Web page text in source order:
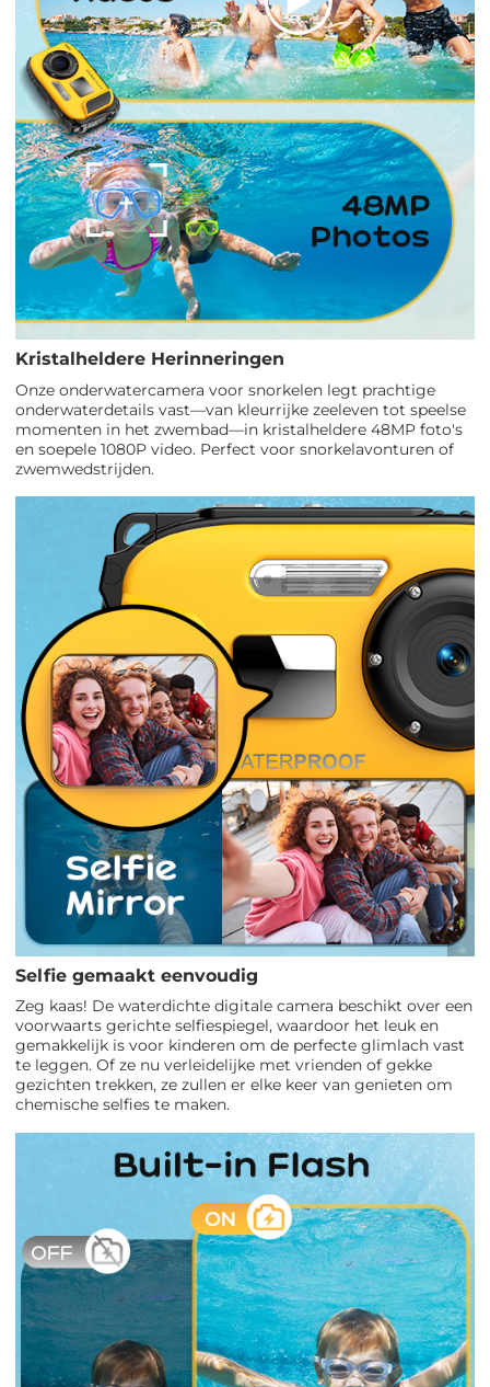
Kristalheldere Herinneringen
Onze onderwatercamera voor snorkelen legt prachtige
onderwaterdetails vast—van kleurrijke zeeleven tot speelse
momenten in het zwembad—in kristalheldere 48MP foto's
en soepele 1080P video. Perfect voor snorkelavonturen of
zwemwedstrijden.
Selfie gemaakt eenvoudig
Zeg kaas! De waterdichte digitale camera beschikt over een
voorwaarts gerichte selfiespiegel, waardoor het leuk en
gemakkelijk is voor kinderen om de perfecte glimlach vast
te leggen. Of ze nu verleidelijke met vrienden of gekke
gezichten trekken, ze zullen er elke keer van genieten om
chemische selfies te maken.